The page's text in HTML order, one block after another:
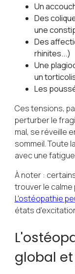
Un
Des
une
Des
rhinites...)
Une
un
Les
Ces tensions,
perturber le
mal, se réveille
sommeil. Toute
avec une
À noter :
trouver le
L'ostéopathie
états
global